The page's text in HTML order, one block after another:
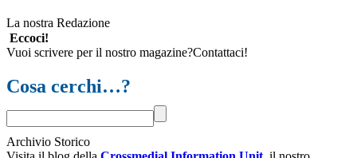
La nostra Redazione
Eccoci!
Vuoi scrivere per il nostro magazine?Contattaci!
Cosa cerchi…?
Archivio Storico